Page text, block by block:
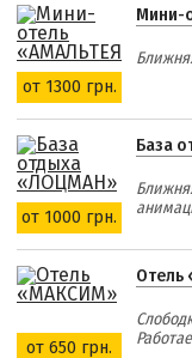
Маршрутки
РЕКОМЕНДАЦИИ
Отдых с детьми
Отдых в мае и на
Отдых в сентябре
Отдых зимой и в
Недорогой отдых
Отдых с
от 1300 грн.
Мини-
от 1000 грн.
База
от 650 грн.
Отель